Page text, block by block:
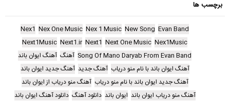
برچسب ها
Evan Band
New Song
Nex 1 Music
Nex One Music
Nex1
Nex1Music
Next One Music
Next1
Next1.ir
Next1Music
Song Of Mano Daryab From Evan Band آهنگ آهنگ ایوان باند
آهنگ ایوان باند با نام منو دریاب آهنگ جدید آهنگ جدید ایوان باند
آهنگ جدید ایوان باند با نام منو دریاب آهنگ منو دریاب از ایوان باند
آهنگ منو دریاب ایوان باند ایوان باند دانلود آهنگ دانلود آهنگ ایوان باند